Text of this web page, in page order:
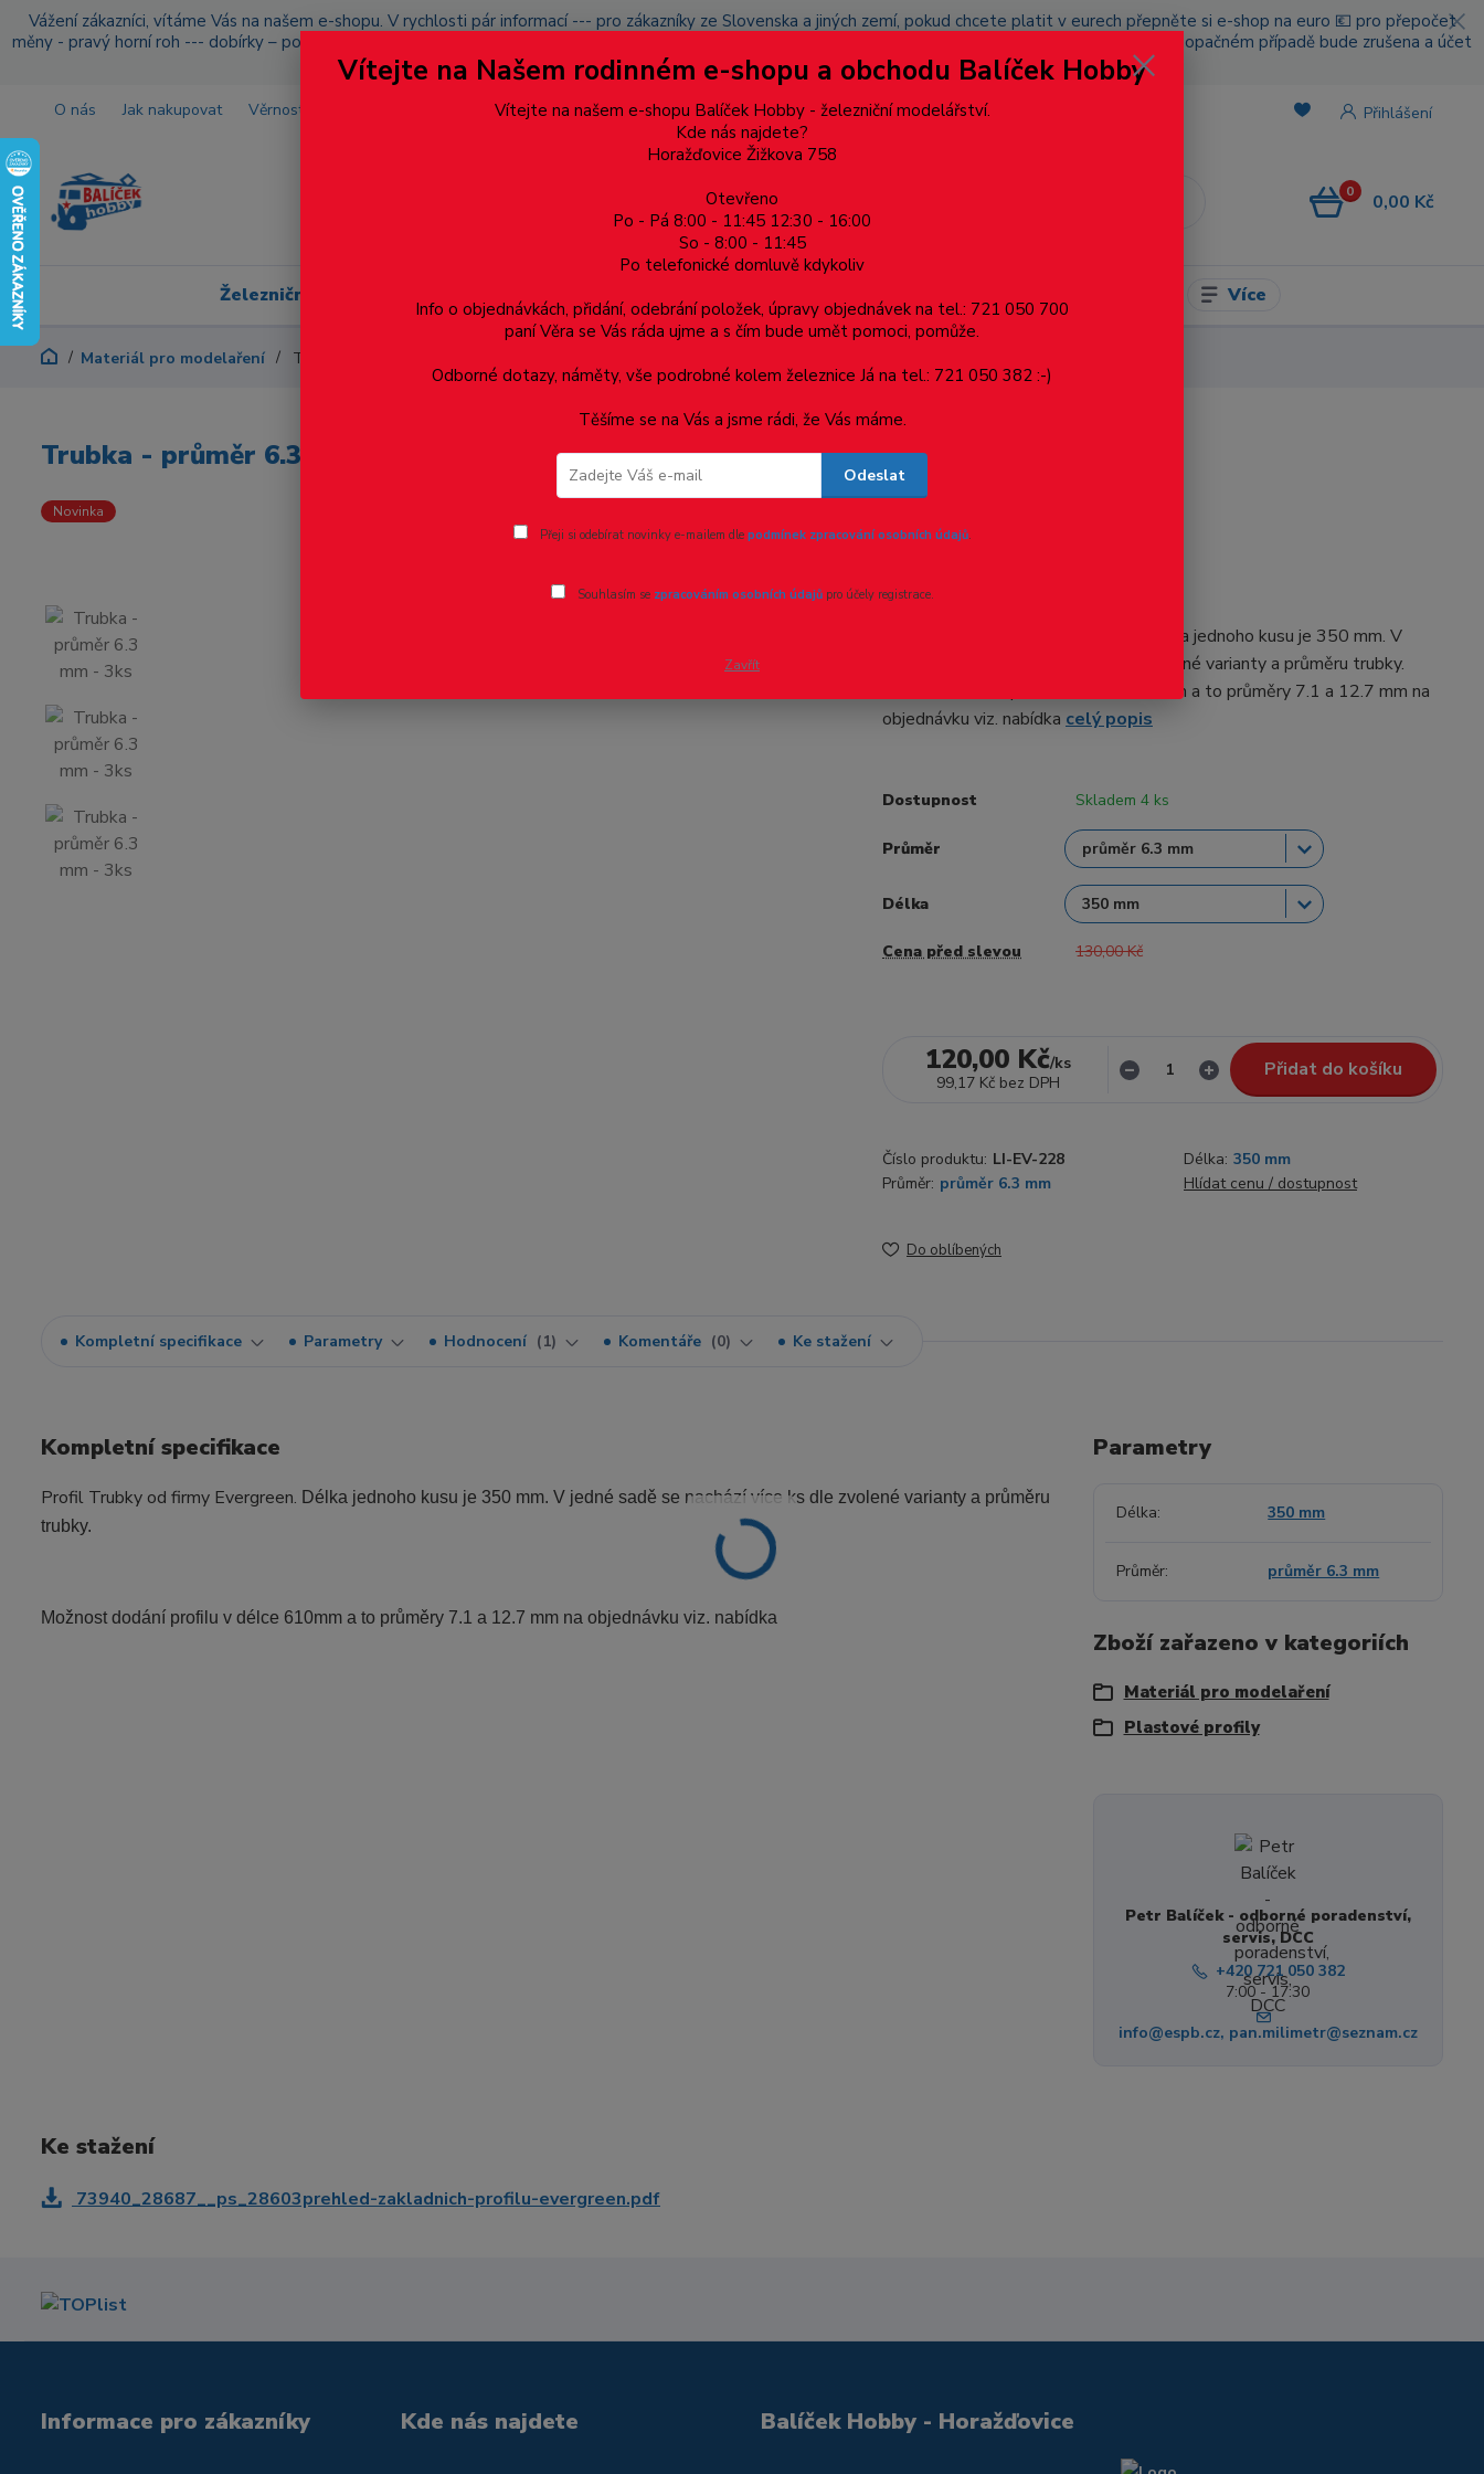
Vážení zákazníci, vítáme Vás na našem e-shopu. V rychlosti pár informací --- pro zákazníky ze Slovenska a jiných zemí, pokud chcete platit v eurech přepněte si e-shop na euro 💶 pro přepočet
měny - pravý horní roh --- dobírky – pokud si z nějakého důvodu zásilku nevyzvednete, bude po domluvě zaslána znovu s opětovnou platbou za poštovné, v opačném případě bude zrušena a účet
přidán na blacklist a rušeny následující objednávky.
O nás Jak nakupovat Věrnostní program Doprava a platba Více Přihlášení
0 0,00 Kč
Železniční modelářství Dárkové poukazy, upomínkové předměty Více
Materiál pro modelaření Trubka - průměr 6.3 mm - 3ks
Trubka - průměr 6.3 mm - 3ks
Novinka
- 8 %
Profil Trubky od firmy Evergreen. Délka jednoho kusu je 350 mm. V
jedné sadě se nachází více ks dle zvolené varianty a průměru trubky.
Možnost dodání profilu v délce 610mm a to průměry 7.1 a 12.7 mm na
objednávku viz. nabídka celý popis
Dostupnost Skladem 4 ks
Průměr
Délka
Cena před slevou 130,00 Kč
120,00 Kč/ks
99,17 Kč bez DPH
Přidat do košíku
Číslo produktu: LI-EV-228 Délka: 350 mm
Průměr: průměr 6.3 mm Hlídat cenu / dostupnost
Do oblíbených
Kompletní specifikace Parametry Hodnocení 1 Komentáře 0 Ke stažení
Kompletní specifikace
Profil Trubky od firmy Evergreen. Délka jednoho kusu je 350 mm. V jedné sadě se nachází více ks dle zvolené varianty a průměru
trubky.
Možnost dodání profilu v délce 610mm a to průměry 7.1 a 12.7 mm na objednávku viz. nabídka
Parametry
Délka 350 mm
Průměr průměr 6.3 mm
Zboží zařazeno v kategoriích
Materiál pro modelaření
Plastové profily
Petr Balíček - odborné poradenství,
servis, DCC
+420 721 050 382
7:00 - 17:30
info@espb.cz, pan.milimetr@seznam.cz
Ke stažení
73940_28687__ps_28603prehled-zakladnich-profilu-evergreen.pdf
Informace pro zákazníky Kde nás najdete Balíček Hobby - Horažďovice
Vítejte na Našem rodinném e-shopu a obchodu Balíček Hobby
Vítejte na našem e-shopu Balíček Hobby - železniční modelářství.
Kde nás najdete?
Horažďovice Žižkova 758
Otevřeno
Po - Pá 8:00 - 11:45 12:30 - 16:00
So - 8:00 - 11:45
Po telefonické domluvě kdykoliv
Info o objednávkách, přidání, odebrání položek, úpravy objednávek na tel.: 721 050 700
paní Věra se Vás ráda ujme a s čím bude umět pomoci, pomůže.
Odborné dotazy, náměty, vše podrobné kolem železnice Já na tel.: 721 050 382 :-)
Těšíme se na Vás a jsme rádi, že Vás máme.
Odeslat
Přeji si odebírat novinky e-mailem dle podmínek zpracování osobních údajů.
Souhlasím se zpracováním osobních údajůpro účely registrace.
Zavřít